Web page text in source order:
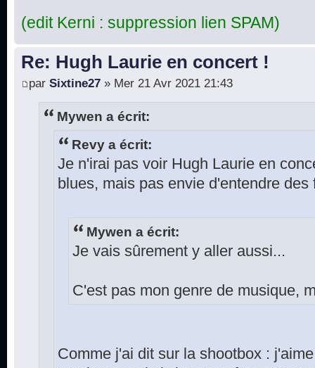
(edit Kerni : suppression lien SPAM)
Re: Hugh Laurie en concert !
par Sixtine27 » Mer 21 Avr 2021 21:43
Mywen a écrit:
Revy a écrit:
Je n'irai pas voir Hugh Laurie en
blues, mais pas envie d'entendre
Mywen a écrit:
Je vais sûrement y aller aussi...
C'est pas mon genre de musique,
Comme j'ai dit sur la shootbox :